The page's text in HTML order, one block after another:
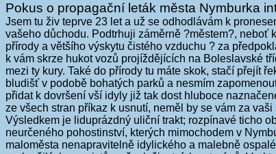
Pokus o propagační leták města Nymburka
Jsem tu živ teprve 23 let a už se odhodlávám k
vašeho důchodu. Podtrhuji záměrně ?městem?,
přírody a většího výskytu čistého vzduchu ? za
k vám skrze hukot vozů projíždějících na Boleslavské
mezi ty kury. Také do přírody tu máte skok, stačí přejít
bludišť v podobě bohatých parků a nesmím
přidat k dovršení vší idyly již tak dost hluboce
ze všech stran příkaz k usnutí, neměl by se vám za
Výsledkem je liduprázdný uliční trakt; rozpínavé ticho
neurčeného pohostinství, kterých mimochodem v
maloměsta nenapravitelně idylického a malebně